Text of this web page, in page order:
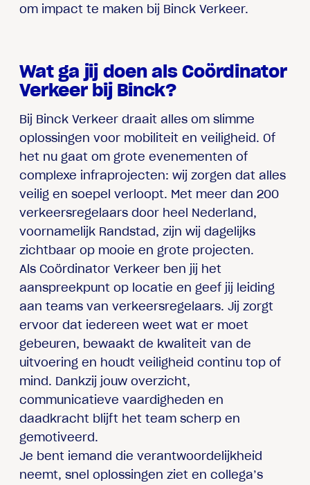
om impact te maken bij Binck Verkeer.
Wat ga jij doen als Coördinator
Verkeer bij Binck?
Bij Binck Verkeer draait alles om slimme
oplossingen voor mobiliteit en veiligheid. Of
het nu gaat om grote evenementen of
complexe infraprojecten: wij zorgen dat alles
veilig en soepel verloopt. Met meer dan 200
verkeersregelaars door heel Nederland,
voornamelijk Randstad, zijn wij dagelijks
zichtbaar op mooie en grote projecten.
Als Coördinator Verkeer ben jij het
aanspreekpunt op locatie en geef jij leiding
aan teams van verkeersregelaars. Jij zorgt
ervoor dat iedereen weet wat er moet
gebeuren, bewaakt de kwaliteit van de
uitvoering en houdt veiligheid continu top of
mind. Dankzij jouw overzicht,
communicatieve vaardigheden en
daadkracht blijft het team scherp en
gemotiveerd.
Je bent iemand die verantwoordelijkheid
neemt, snel oplossingen ziet en collega’s